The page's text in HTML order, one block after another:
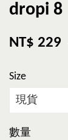
dropi 8
NT$ 229
Size
數量